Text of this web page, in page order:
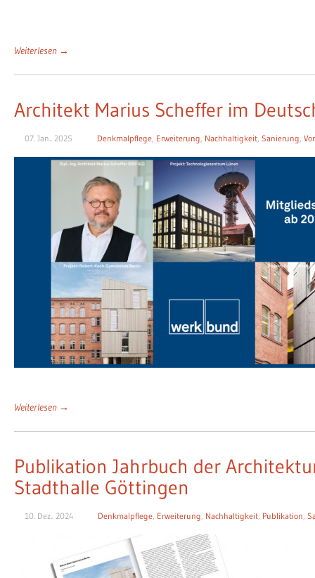
Weiterlesen →
Architekt Marius Scheffer im
07. Jan.. 2025 Denkmalpflege, Erweiterung, Nachhaltigkeit, Sanierung,
Weiterlesen →
Publikation Jahrbuch der
Stadthalle Göttingen
10. Dez.. 2024 Denkmalpflege, Erweiterung, Nachhaltigkeit, Publikation,